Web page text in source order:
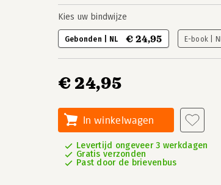
Kies uw bindwijze
Gebonden | NL € 24,95 E-book |
€ 24,95
In winkelwagen
Levertijd ongeveer 3 werkdagen
Gratis verzonden
Past door de brievenbus